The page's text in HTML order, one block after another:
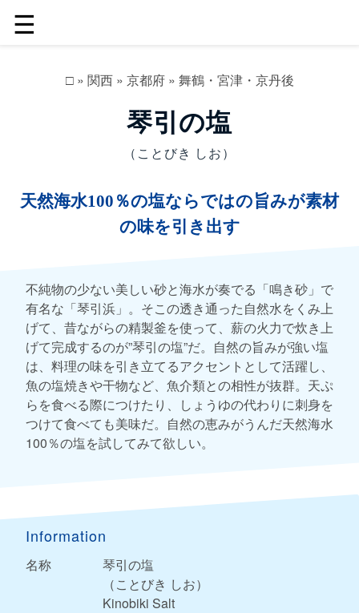
☰
□» 関西» 京都府» 舞鶴・宮津・京丹後
琴引の塩
（ことびき しお）
天然海水100％の塩ならではの旨みが素材
の味を引き出す
不純物の少ない美しい砂と海水が奏でる「鳴き砂」で
有名な「琴引浜」。そこの透き通った自然水をくみ上
げて、昔ながらの精製釜を使って、薪の火力で炊き上
げて完成するのが”琴引の塩”だ。自然の旨みが強い塩
は、料理の味を引き立てるアクセントとして活躍し、
魚の塩焼きや干物など、魚介類との相性が抜群。天ぷ
らを食べる際につけたり、しょうゆの代わりに刺身を
つけて食べても美味だ。自然の恵みがうんだ天然海水
100％の塩を試してみて欲しい。
Information
名称
琴引の塩
（ことびき しお）
Kinobiki Salt